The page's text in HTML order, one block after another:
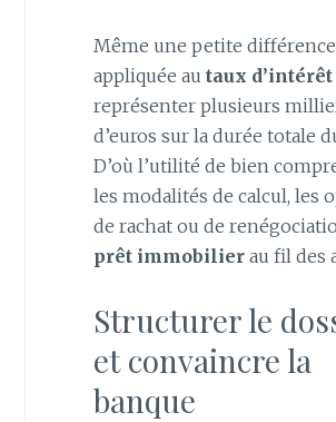
Même une petite différence
appliquée au taux d’intérêt
représenter plusieurs
d’euros sur la durée totale
D’où l’utilité de bien
les modalités de calcul, les
de rachat ou de
prêt immobilierau fil des
Structurer le
et convaincre la
banque